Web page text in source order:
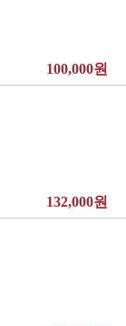
100,000원
132,000원